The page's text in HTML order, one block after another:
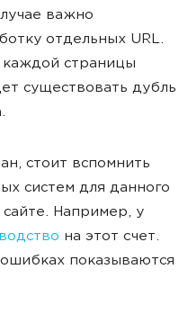
важно
отдельных URL.
каждой страницы
существовать дубль
стоит вспомнить
систем для данного
сайте. Например, у
на этот счет.
показываются